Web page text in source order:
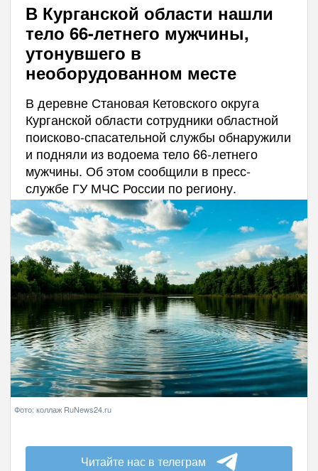
В Курганской области нашли
тело 66-летнего мужчины,
утонувшего в
необорудованном месте
В деревне Становая Кетовского округа
Курганской области сотрудники областной
поисково-спасательной службы обнаружили
и подняли из водоема тело 66-летнего
мужчины. Об этом сообщили в пресс-
службе ГУ МЧС России по региону.
Фото: коллаж RuNews24.ru
Читайте нас в телеграм